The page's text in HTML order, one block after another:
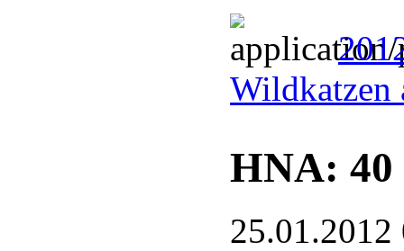
Wildkatzen
HNA: 40
25.01.2012